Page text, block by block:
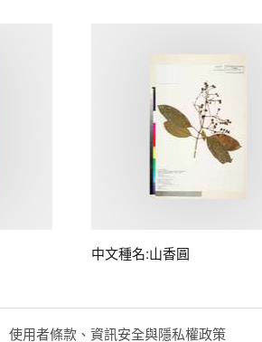
中文種名:山香圓
使用者條款、資訊安全與隱私權政策